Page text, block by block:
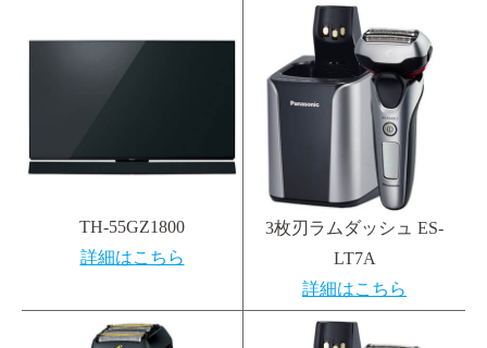
TH-55GZ1800
詳細はこちら
3枚刃ラムダッシュ ES-
LT7A
詳細はこちら